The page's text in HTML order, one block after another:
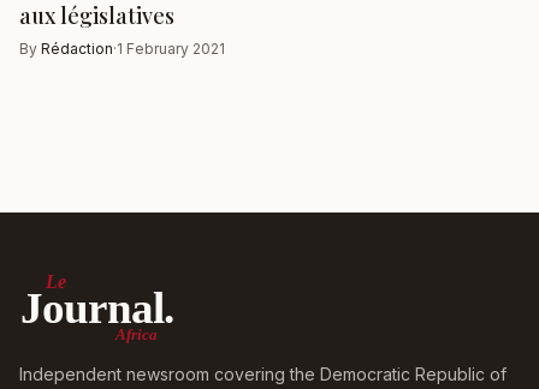
aux législatives
By Rédaction·1 February 2021
Le
Journal.
Africa
Independent newsroom covering the Democratic Republic of